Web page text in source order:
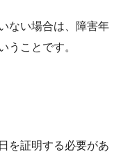
ない場合は、障害年
うことです。
を証明する必要があ